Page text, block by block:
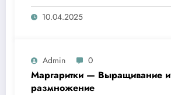
10.04.2025
Admin 0
Маргаритки — Выращивание и
размножение